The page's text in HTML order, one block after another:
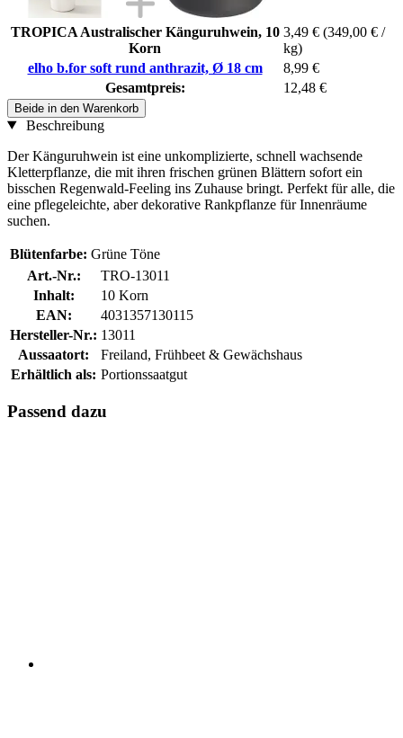
TROPICA Australischer Känguruhwein, 10
Korn
3,49 € (349,00 € /
kg)
elho b.for soft rund anthrazit, Ø 18 cm
8,99 €
Gesamtpreis:
12,48 €
Beide in den Warenkorb
Beschreibung
Der Känguruhwein ist eine unkomplizierte, schnell wachsende
Kletterpflanze, die mit ihren frischen grünen Blättern sofort ein
bisschen Regenwald-Feeling ins Zuhause bringt. Perfekt für alle, die
eine pflegeleichte, aber dekorative Rankpflanze für Innenräume
suchen.
Blütenfarbe: Grüne Töne
Art.-Nr.:
TRO-13011
Inhalt:
10 Korn
EAN:
4031357130115
Hersteller-Nr.: 13011
Aussaatort:
Freiland, Frühbeet & Gewächshaus
Erhältlich als: Portionssaatgut
Passend dazu